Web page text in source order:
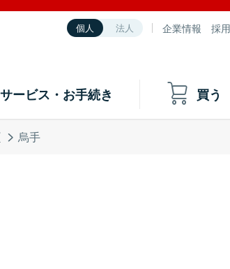
個人 法人 企業情報 採
サービス・お手続き 買う
烏手